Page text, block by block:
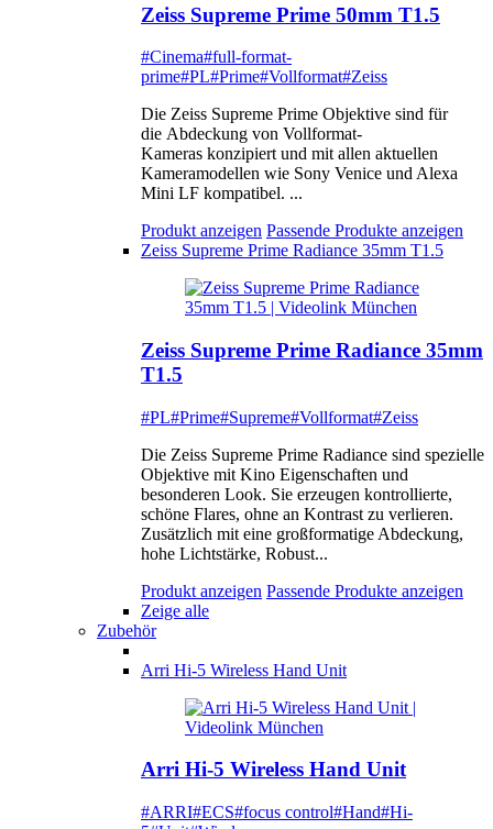
Zeiss Supreme Prime 50mm T1.5
#Cinema#full-format-
prime#PL#Prime#Vollformat#Zeiss
Die Zeiss Supreme Prime Objektive sind für
die Abdeckung von Vollformat-
Kameras konzipiert und mit allen aktuellen
Kameramodellen wie Sony Venice und Alexa
Mini LF kompatibel. ...
Produkt anzeigen Passende Produkte anzeigen
Zeiss Supreme Prime Radiance 35mm T1.5
Zeiss Supreme Prime Radiance 35mm
T1.5
#PL#Prime#Supreme#Vollformat#Zeiss
Die Zeiss Supreme Prime Radiance sind spezielle
Objektive mit Kino Eigenschaften und
besonderen Look. Sie erzeugen kontrollierte,
schöne Flares, ohne an Kontrast zu verlieren.
Zusätzlich mit eine großformatige Abdeckung,
hohe Lichtstärke, Robust...
Produkt anzeigen Passende Produkte anzeigen
Zeige alle
Zubehör
Arri Hi-5 Wireless Hand Unit
Arri Hi-5 Wireless Hand Unit
#ARRI#ECS#focus control#Hand#Hi-